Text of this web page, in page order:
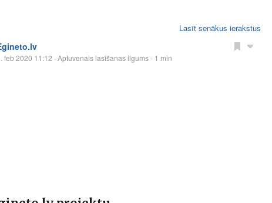
Lasīt senākus ierakstus
feb 2020 11:12 · Aptuvenais lasīšanas ilgums - 1 min